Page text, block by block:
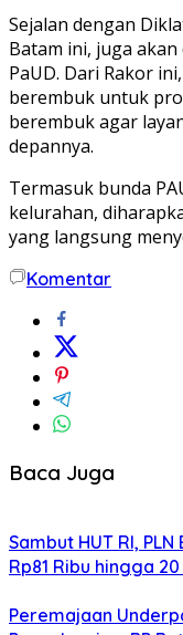
Sejalan dengan
Batam ini, juga
PaUD. Dari Rakor
berembuk untuk
berembuk agar
depannya.
Termasuk bunda
kelurahan,
yang langsung
Komentar
Baca Juga
Sambut HUT RI,
Rp81 Ribu hingga
Peremajaan